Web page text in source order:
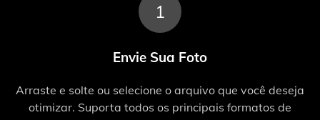
1
Envie Sua Foto
Arraste e solte ou selecione o arquivo que você deseja
otimizar. Suporta todos os principais formatos de